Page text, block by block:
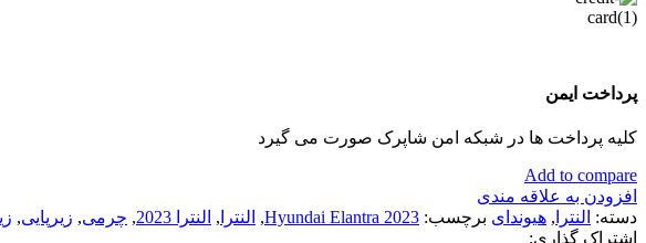
پرداخت ایمن
کلیه پرداخت ها در شبکه امن شاپرک صورت می گیرد
Add to compare
افزودن به علاقه مندی
دسته: النترا , هیوندای برچسب: Hyundai Elantra 2023
, النترا , النترا 2023 , چرمی, زیرپایی,
اشتراک گذاری: